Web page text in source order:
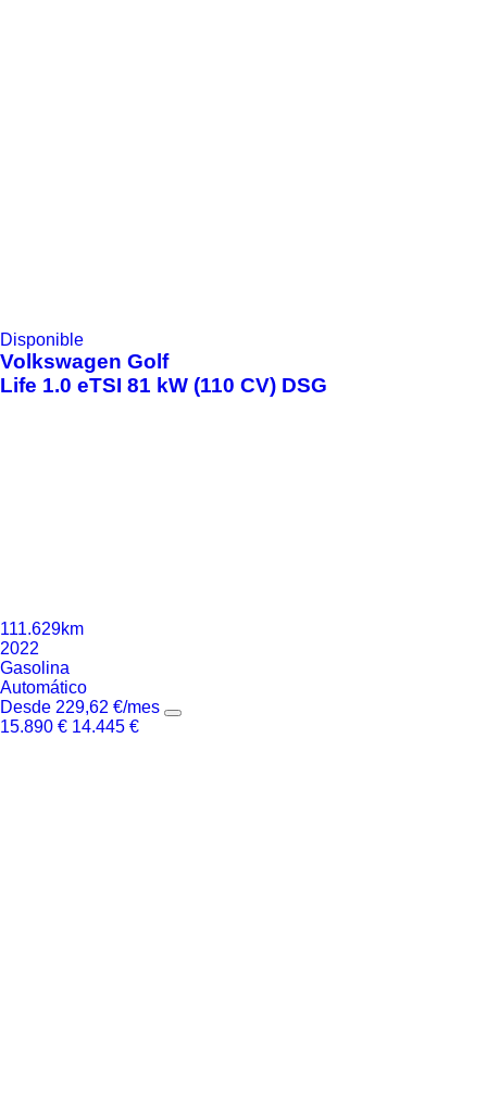
Disponible
Volkswagen Golf
Life 1.0 eTSI 81 kW (110 CV) DSG
111.629km
2022
Gasolina
Automático
Desde 229,62 €/mes
15.890 € 14.445 €